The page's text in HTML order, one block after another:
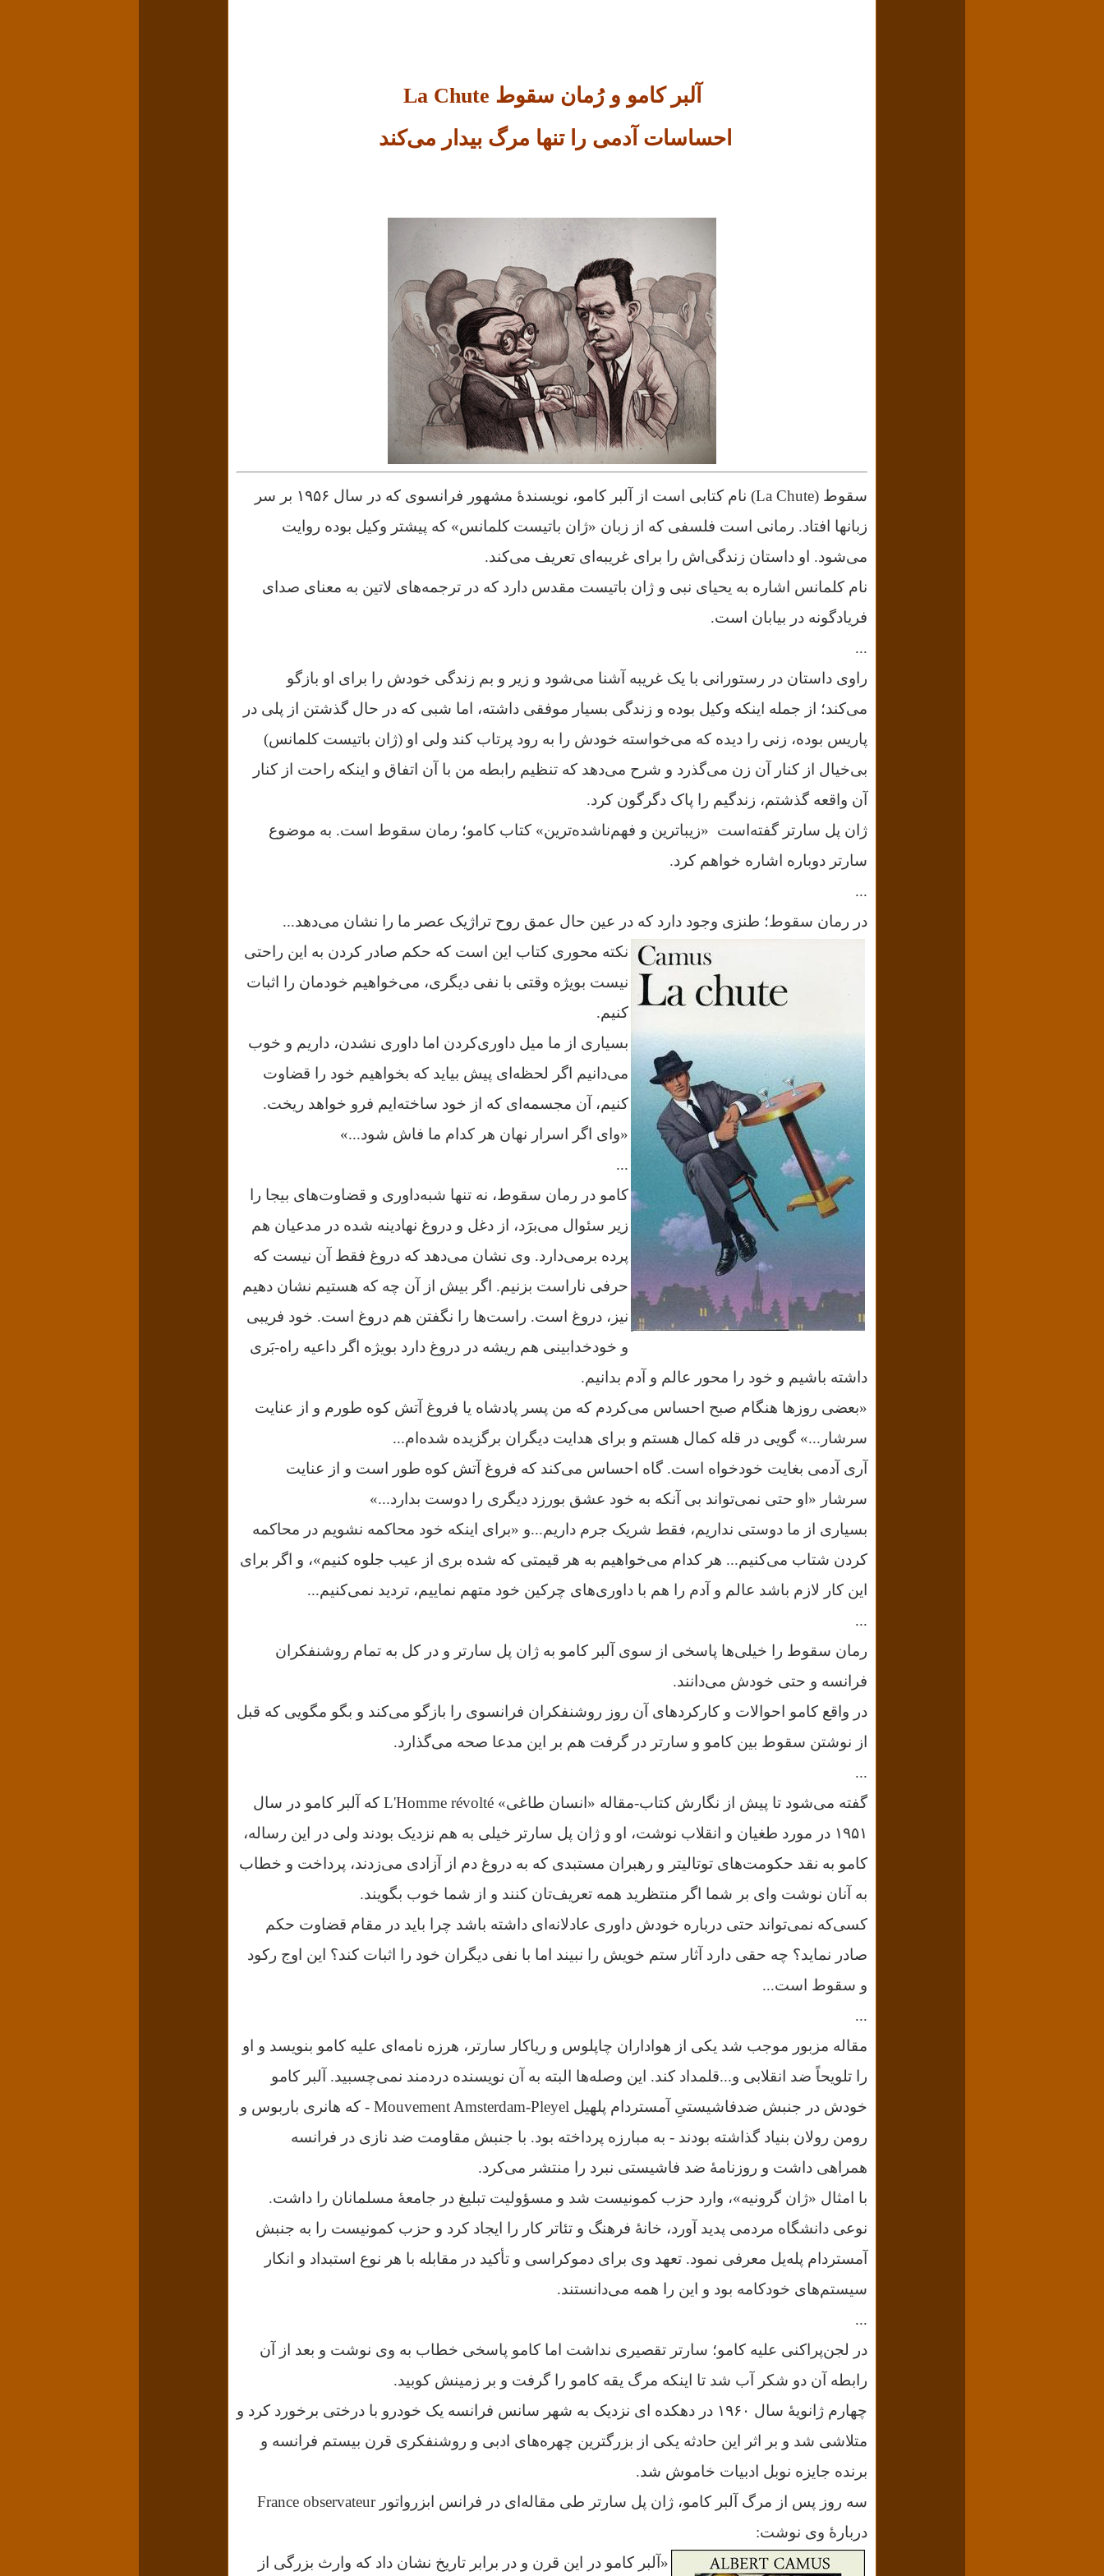
آلبر کامو و رُمان سقوط La Chute
احساسات آدمی را تنها مرگ بیدار می‌کند
سقوط (La Chute) نام کتابی است از آلبر کامو، نویسندهٔ مشهور فرانسوی که در سال ۱۹۵۶ بر سر
زبانها افتاد. رمانی است فلسفی که از زبان «ژان باتیست کلمانس» که پیشتر وکیل بوده روایت
می‌شود. او داستان زندگی‌اش را برای غریبه‌ای تعریف می‌کند.
نام کلمانس اشاره به یحیای نبی و ژان باتیست مقدس دارد که در ترجمه‌های لاتین به معنای صدای
فریادگونه در بیابان است.
...
راوی داستان در رستورانی با یک غریبه‌ آشنا می‌شود و زیر و بم زندگی خودش را برای او بازگو
می‌کند؛ از جمله اینکه وکیل بوده و زندگی بسیار موفقی داشته، اما شبی که در حال گذشتن از پلی در
پاریس بوده، زنی را دیده که می‌خواسته خودش را به رود پرتاب کند ولی او (ژان باتیست کلمانس)
بی‌خیال از کنار آن زن می‌گذرد و شرح می‌دهد که تنظیم رابطه من با آن اتفاق و اینکه راحت از کنار
آن واقعه گذشتم، زندگیم را پاک دگرگون کرد.
ژان پل سارتر گفته‌است «زیباترین و فهم‌ناشده‌ترین» کتاب کامو؛ رمان سقوط است. به موضوع
سارتر دوباره اشاره خواهم کرد.
...
در رمان سقوط؛ طنزی وجود دارد که در عین حال عمق روح تراژیک عصر ما را نشان می‌دهد...
نکته محوری کتاب این است که حکم صادر کردن به این راحتی
نیست بویژه وقتی با نفی دیگری، می‌خواهیم خودمان را اثبات
کنیم.
بسیاری از ما میل داوری‌کردن اما داوری نشدن، داریم و خوب
می‌دانیم اگر لحظه‌ای پیش بیاید که بخواهیم خود را قضاوت
کنیم، آن مجسمه‌ای که از خود ساخته‌ایم فرو خواهد ریخت.
«وای اگر اسرار نهان هر کدام ما فاش شود...»
...
کامو در رمان سقوط، نه تنها شبه‌داوری و قضاوت‌های بیجا را
زیر سئوال می‌برَد، از دغل و دروغ نهادینه شده در مدعیان هم
پرده برمی‌دارد. وی نشان می‌دهد که دروغ فقط آن نیست که
حرفی ناراست بزنیم. اگر بیش از آن چه که هستیم نشان دهیم
نیز، دروغ است. راست‌ها را نگفتن هم دروغ است. خود فریبی
و خودخدابینی هم ریشه در دروغ دارد بویژه اگر داعیه راه-بَری
داشته باشیم و خود را محور عالم و آدم بدانیم.
«بعضی روزها هنگام صبح احساس می‌کردم که من پسر پادشاه یا فروغ آتش کوه طورم و از عنایت
سرشار...» گویی در قله کمال هستم و برای هدایت دیگران برگزیده شده‌ام...
آری آدمی بغایت خودخواه است. گاه احساس می‌کند که فروغ آتش کوه طور است و از عنایت
سرشار «او حتی نمی‌تواند بی آنکه به خود عشق بورزد دیگری را دوست بدارد...»
بسیاری از ما دوستی نداریم، فقط شریک جرم داریم...و «برای اینکه خود محاکمه نشویم در محاکمه
کردن شتاب می‌کنیم... هر کدام می‌خواهیم به هر قیمتی که شده بری از عیب جلوه کنیم»، و اگر برای
این کار لازم باشد عالم و آدم را هم با داوری‌های چرکین خود متهم نماییم، تردید نمی‌کنیم...
...
رمان سقوط را خیلی‌ها پاسخی از سوی آلبر کامو به ژان پل سارتر و در کل به تمام روشنفکران
فرانسه و حتی خودش می‌دانند.
در واقع کامو احوالات و کارکردهای آن روز روشنفکران فرانسوی را بازگو می‌کند و بگو مگویی که قبل
از نوشتن سقوط بین کامو و سارتر در گرفت هم بر این مدعا صحه می‌گذارد.
...
گفته می‌شود تا پیش از نگارش کتاب-مقاله‌ «انسان طاغی» L'Homme révolté که آلبر کامو در سال
۱۹۵۱ در مورد طغیان و انقلاب نوشت، او و ژان پل سارتر خیلی به هم نزدیک بودند ولی در این رساله،
کامو به نقد حکومت‌های توتالیتر و رهبران مستبدی که به دروغ دم از آزادی می‌زدند، پرداخت و خطاب
به آنان نوشت وای بر شما اگر منتظرید همه تعریف‌تان کنند و از شما خوب بگویند.
کسی‌که نمی‌تواند حتی درباره خودش داوری عادلانه‌ای داشته باشد چرا باید در مقام قضاوت حکم
صادر نماید؟ چه حقی دارد آثار ستم خویش را نبیند اما با نفی دیگران خود را اثبات کند؟ این اوج رکود
و سقوط است...
...
مقاله مزبور موجب شد یکی از هواداران چاپلوس و ریاکار سارتر، هرزه نامه‌ای علیه کامو بنویسد و او
را تلویحاً ضد انقلابی و...قلمداد کند. این وصله‌ها البته به آن نویسنده دردمند نمی‌چسبید. آلبر کامو
خودش در جنبش ضدفاشیستیِ آمستردام پله‎‏یل Mouvement Amsterdam-Pleyel - که هانری باربوس و
رومن رولان بنیاد گذاشته بودند - به مبارزه پرداخته بود. با جنبش مقاومت ضد نازی در فرانسه
همراهی داشت و روزنامۀ ضد فاشیستی نبرد را منتشر می‌کرد.
با امثال «ژان گرونیه»، وارد حزب کمونیست شد و مسؤولیت تبلیغ در جامعۀ مسلمانان را داشت.
نوعی دانشگاه مردمی پدید آورد، خانۀ فرهنگ و تئاتر کار را ایجاد کرد و حزب کمونیست را به جنبش
آمستردام پله‏‌یل معرفی نمود. تعهد وی برای دموکراسی و تأکید در مقابله با هر نوع استبداد و انکار
سیستم‌های خودکامه بود و این را همه می‌دانستند.
...
در لجن‌پراکنی علیه کامو؛ سارتر تقصیری نداشت اما کامو پاسخی خطاب به وی نوشت و بعد از آن
رابطه آن دو شکر آب شد تا اینکه مرگ یقه کامو را گرفت و بر زمینش کوبید.
چهارم ژانویۀ سال ۱۹۶۰ در دهکده ای نزدیک به شهر سانس فرانسه یک خودرو با درختی برخورد کرد و
متلاشی شد و بر اثر این حادثه یکی از بزرگترین چهره‌های ادبی و روشنفکری قرن بیستم فرانسه و
برنده جایزه نوبل ادبیات خاموش شد.
سه روز پس از مرگ آلبر کامو، ژان پل سارتر طی مقاله‌ای در فرانس ابزرواتور France observateur
دربارۀ وی نوشت:
«آلبر کامو در این قرن و در برابر تاریخ نشان داد که وارث بزرگی از